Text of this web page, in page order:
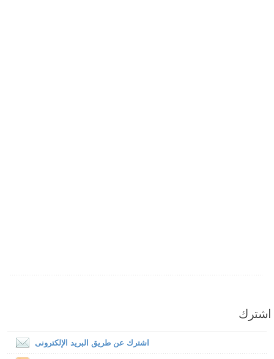
اشترك
اشترك عن طريق البريد الإلكترونى